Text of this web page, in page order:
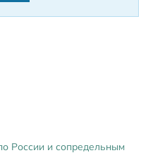
России и сопредельным